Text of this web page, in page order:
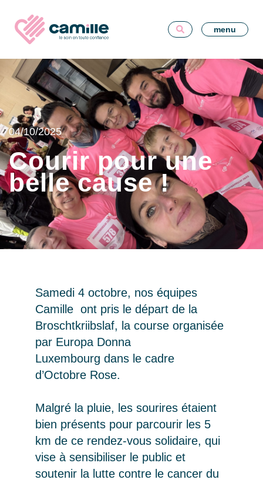
menu
04/10/2025
Courir pour une
belle cause !
Samedi 4 octobre, nos équipes
Camille ont pris le départ de la
Broschtkriibslaf, la course organisée
par Europa Donna
Luxembourg dans le cadre
d’Octobre Rose.
Malgré la pluie, les sourires étaient
bien présents pour parcourir les 5
km de ce rendez-vous solidaire, qui
vise à sensibiliser le public et
soutenir la lutte contre le cancer du